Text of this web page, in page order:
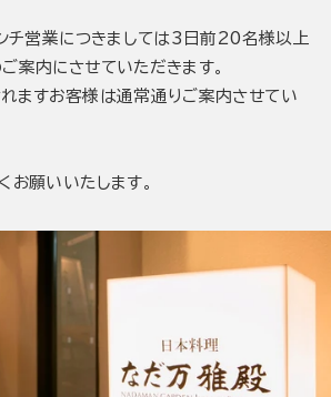
営業につきましては3日前20名様以上
案内にさせていただきます。
ますお客様は通常通りご案内させてい
お願いいたします。